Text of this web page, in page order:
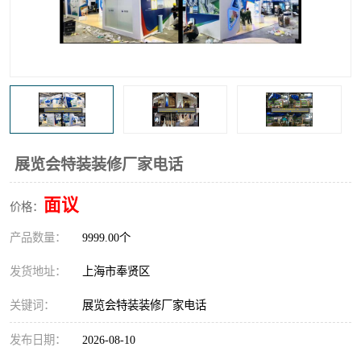
展览会特装装修厂家电话
价格： 面议
产品数量： 9999.00个
发货地址： 上海市奉贤区
关键词： 展览会特装装修厂家电话
发布日期： 2026-08-10